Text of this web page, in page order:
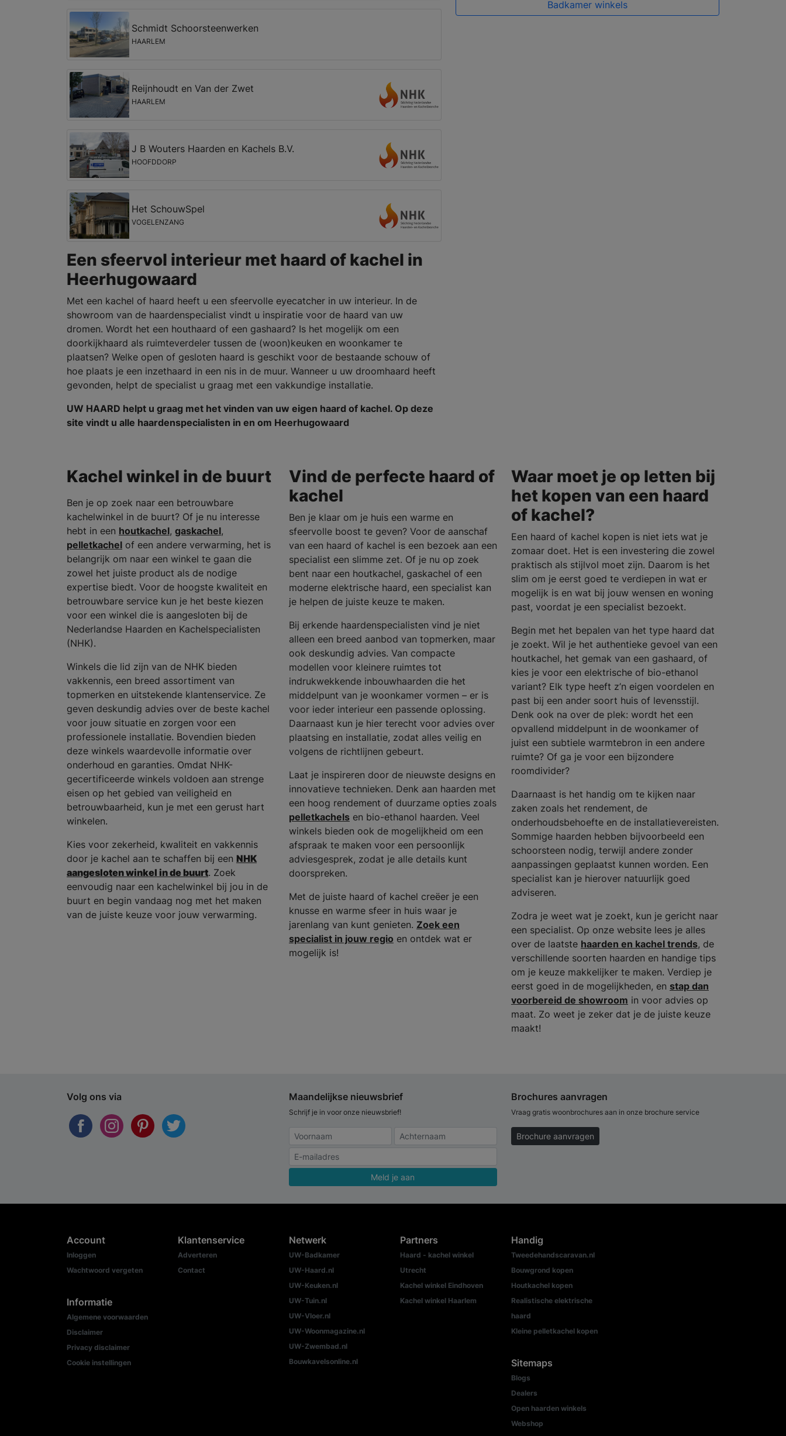
Schmidt Schoorsteenwerken
HAARLEM
Reijnhoudt en Van der Zwet
HAARLEM
J B Wouters Haarden en Kachels B.V.
HOOFDDORP
Het SchouwSpel
VOGELENZANG
Een sfeervol interieur met haard of kachel in
Heerhugowaard
Met een kachel of haard heeft u een sfeervolle eyecatcher in uw interieur. In de
showroom van de haardenspecialist vindt u inspiratie voor de haard van uw
dromen. Wordt het een houthaard of een gashaard? Is het mogelijk om een
doorkijkhaard als ruimteverdeler tussen de (woon)keuken en woonkamer te
plaatsen? Welke open of gesloten haard is geschikt voor de bestaande schouw of
hoe plaats je een inzethaard in een nis in de muur. Wanneer u uw droomhaard heeft
gevonden, helpt de specialist u graag met een vakkundige installatie.
UW HAARD helpt u graag met het vinden van uw eigen haard of kachel. Op deze
site vindt u alle haardenspecialisten in en om Heerhugowaard
Badkamer winkels
Kachel winkel in de buurt
Ben je op zoek naar een betrouwbare
kachelwinkel in de buurt? Of je nu interesse
hebt in een houtkachel, gaskachel,
pelletkachel of een andere verwarming, het is
belangrijk om naar een winkel te gaan die
zowel het juiste product als de nodige
expertise biedt. Voor de hoogste kwaliteit en
betrouwbare service kun je het beste kiezen
voor een winkel die is aangesloten bij de
Nederlandse Haarden en Kachelspecialisten
(NHK).
Winkels die lid zijn van de NHK bieden
vakkennis, een breed assortiment van
topmerken en uitstekende klantenservice. Ze
geven deskundig advies over de beste kachel
voor jouw situatie en zorgen voor een
professionele installatie. Bovendien bieden
deze winkels waardevolle informatie over
onderhoud en garanties. Omdat NHK-
gecertificeerde winkels voldoen aan strenge
eisen op het gebied van veiligheid en
betrouwbaarheid, kun je met een gerust hart
winkelen.
Kies voor zekerheid, kwaliteit en vakkennis
door je kachel aan te schaffen bij een NHK
aangesloten winkel in de buurt. Zoek
eenvoudig naar een kachelwinkel bij jou in de
buurt en begin vandaag nog met het maken
van de juiste keuze voor jouw verwarming.
Vind de perfecte haard of
kachel
Ben je klaar om je huis een warme en
sfeervolle boost te geven? Voor de aanschaf
van een haard of kachel is een bezoek aan een
specialist een slimme zet. Of je nu op zoek
bent naar een houtkachel, gaskachel of een
moderne elektrische haard, een specialist kan
je helpen de juiste keuze te maken.
Bij erkende haardenspecialisten vind je niet
alleen een breed aanbod van topmerken, maar
ook deskundig advies. Van compacte
modellen voor kleinere ruimtes tot
indrukwekkende inbouwhaarden die het
middelpunt van je woonkamer vormen – er is
voor ieder interieur een passende oplossing.
Daarnaast kun je hier terecht voor advies over
plaatsing en installatie, zodat alles veilig en
volgens de richtlijnen gebeurt.
Laat je inspireren door de nieuwste designs en
innovatieve technieken. Denk aan haarden met
een hoog rendement of duurzame opties zoals
pelletkachelsen bio-ethanol haarden. Veel
winkels bieden ook de mogelijkheid om een
afspraak te maken voor een persoonlijk
adviesgesprek, zodat je alle details kunt
doorspreken.
Met de juiste haard of kachel creëer je een
knusse en warme sfeer in huis waar je
jarenlang van kunt genieten. Zoek een
specialist in jouw regio en ontdek wat er
mogelijk is!
Waar moet je op letten bij
het kopen van een haard
of kachel?
Een haard of kachel kopen is niet iets wat je
zomaar doet. Het is een investering die zowel
praktisch als stijlvol moet zijn. Daarom is het
slim om je eerst goed te verdiepen in wat er
mogelijk is en wat bij jouw wensen en woning
past, voordat je een specialist bezoekt.
Begin met het bepalen van het type haard dat
je zoekt. Wil je het authentieke gevoel van een
houtkachel, het gemak van een gashaard, of
kies je voor een elektrische of bio-ethanol
variant? Elk type heeft z’n eigen voordelen en
past bij een ander soort huis of levensstijl.
Denk ook na over de plek: wordt het een
opvallend middelpunt in de woonkamer of
juist een subtiele warmtebron in een andere
ruimte? Of ga je voor een bijzondere
roomdivider?
Daarnaast is het handig om te kijken naar
zaken zoals het rendement, de
onderhoudsbehoefte en de installatievereisten.
Sommige haarden hebben bijvoorbeeld een
schoorsteen nodig, terwijl andere zonder
aanpassingen geplaatst kunnen worden. Een
specialist kan je hierover natuurlijk goed
adviseren.
Zodra je weet wat je zoekt, kun je gericht naar
een specialist. Op onze website lees je alles
over de laatste haarden en kachel trends, de
verschillende soorten haarden en handige tips
om je keuze makkelijker te maken. Verdiep je
eerst goed in de mogelijkheden, en stap dan
voorbereid de showroom in voor advies op
maat. Zo weet je zeker dat je de juiste keuze
maakt!
Volg ons via Maandelijkse nieuwsbrief
Schrijf je in voor onze nieuwsbrief!
Meld je aan
Brochures aanvragen
Vraag gratis woonbrochures aan in onze brochure service
Brochure aanvragen
Account
Inloggen
Wachtwoord vergeten
Informatie
Algemene voorwaarden
Disclaimer
Privacy disclaimer
Cookie instellingen
Klantenservice
Adverteren
Contact
Netwerk
UW-Badkamer
UW-Haard.nl
UW-Keuken.nl
UW-Tuin.nl
UW-Vloer.nl
UW-Woonmagazine.nl
UW-Zwembad.nl
Bouwkavelsonline.nl
Partners
Haard - kachel winkel
Utrecht
Kachel winkel Eindhoven
Kachel winkel Haarlem
Handig
Tweedehandscaravan.nl
Bouwgrond kopen
Houtkachel kopen
Realistische elektrische
haard
Kleine pelletkachel kopen
Sitemaps
Blogs
Dealers
Open haarden winkels
Webshop